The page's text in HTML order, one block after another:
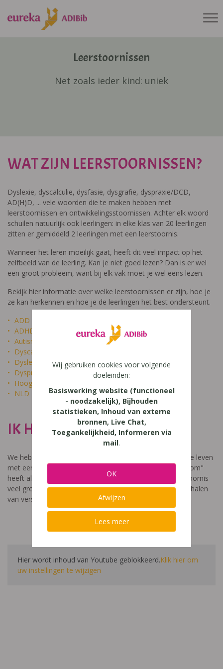
Leerstoornissen
Net zoals ieder kind: uniek
WAT ZIJN LEERSTOORNISSEN?
Dyslexie, dyscalculie, dysfasie, dysgrafie, dyspraxie/DCD,
AD(H)D, ... vele woorden die te maken hebben met
leerstoornissen en ontwikkelingsstoornissen. Achter elk woord
schuilen natuurlijk ook leerlingen: in elke klas van 20 leerlingen
zitten er gemiddeld 2 leerlingen met een leerstoornis.
Wanneer het leren moeilijk gaat, heeft dit veel impact op het
zelfbeeld van de leerling. Kan je niet goed lezen? Dan is er wel
een groot probleem, want bij elk vak moet je wel eens lezen.
Bekijk hier informatie over welke leerstoornissen er zijn, hoe je
ze kan herkennen en hoe je de leerlingen het best ondersteunt.
ADD
ADHD
Autisme
Dyscalculie
Dyslexie
Dyspraxie
Hoogbegaafdheid
NLD
IK HEET NIET DOM
We hebben een video gemaakt die toont hoe het is om te leven
met een leerstoornis. De film met als titel: "Ik heet niet dom"
heeft als doel aan te tonen dat de impact van een leerstoornis
veel groter is dan enkel wat je ziet in de klas. Je hoort verhalen
van verschillende leerlingen en ouders.
Hier wordt inhoud van Youtube geblokkeerd.Klik hier om
uw instellingen te wijzigen
Wij gebruiken cookies voor volgende
doeleinden:
Basiswerking website (functioneel
- noodzakelijk), Bijhouden
statistieken, Inhoud van externe
bronnen, Live Chat,
Toegankelijkheid, Informeren via
mail.
OK
Afwijzen
Lees meer